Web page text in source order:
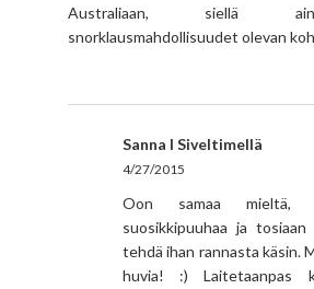
Australiaan, siellä
snorklausmahdollisuudet olevan
Sanna I Siveltimellä
4/27/2015
Oon samaa mieltä,
suosikkipuuhaa ja
tehdä ihan rannasta käsin.
huvia! :) Laitetaanpas